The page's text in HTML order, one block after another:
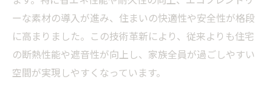
ーな素材の導入が進み、住まいの快適性や安全性が格段
に高まりました。この技術革新により、従来よりも住宅
の断熱性能や遮音性が向上し、家族全員が過ごしやすい
空間が実現しやすくなっています。